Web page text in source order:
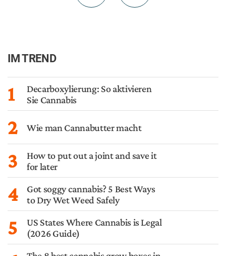
IM TREND
1
Decarboxylierung: So aktivieren
Sie Cannabis
2 Wie man Cannabutter macht
3
How to put out a joint and save it
for later
4
Got soggy cannabis? 5 Best Ways
to Dry Wet Weed Safely
5
US States Where Cannabis is Legal
(2026 Guide)